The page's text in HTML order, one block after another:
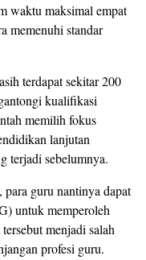
waktu maksimal empat
memenuhi standar
terdapat sekitar 200
kualifikasi
memilih fokus
lanjutan
terjadi sebelumnya.
guru nantinya dapat
untuk memperoleh
menjadi salah
profesi guru.